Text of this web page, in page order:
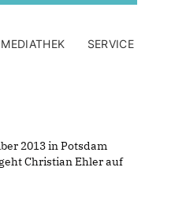
MEDIATHEK SERVICE
2013 in Potsdam
Christian Ehler auf